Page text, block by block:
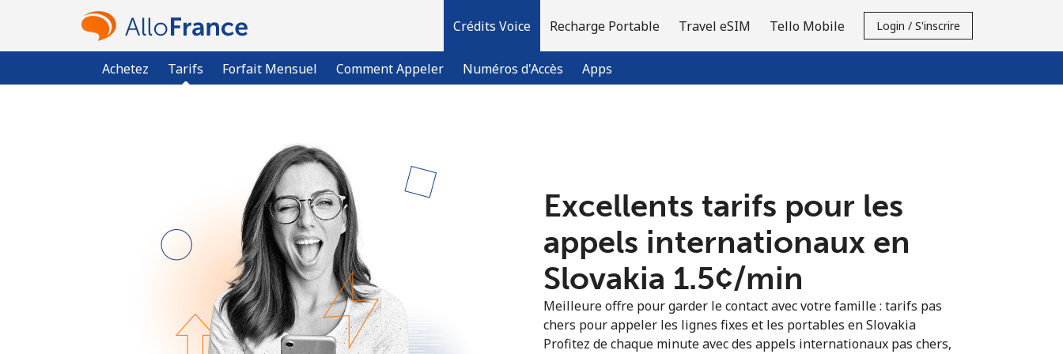
Crédits Voice
Achetez Tarifs Forfait Mensuel Comment Appeler Numéros d'Accès Apps
Recharge Portable Travel eSIM Tello Mobile Login / S'inscrire
Vous avez déjà un compte?Connectez-vous →
S'enregistrer avec
Excellents tarifs pour les
appels internationaux en
Slovakia ⁦1.5¢⁩/min
Meilleure offre pour garder le contact avec votre famille : tarifs pas
chers pour appeler les lignes fixes et les portables en Slovakia
Profitez de chaque minute avec des appels internationaux pas chers,